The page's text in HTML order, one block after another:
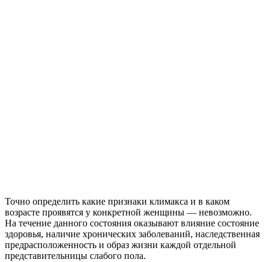
Точно определить какие признаки климакса и в каком
возрасте проявятся у конкретной женщины — невозможно.
На течение данного состояния оказывают влияние состояние
здоровья, наличие хронических заболеваний, наследственная
предрасположенность и образ жизни каждой отдельной
представительницы слабого пола.